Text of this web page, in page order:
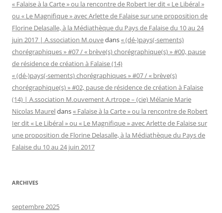
« Falaise à la Carte » ou la rencontre de Robert Ier dit « Le Libéral »
ou « Le Magnifique » avec Arlette de Falaise sur une proposition de
Florine Delasalle, à la Médiathèque du Pays de Falaise du 10 au 24
juin 2017 | A.ssociation M.ouvedans« (dé-)pays(-sements)
chorégraphiques » #07 / « brève(s) chorégraphique(s) » #00, pause
de résidence de création à Falaise (14)
« (dé-)pays(-sements) chorégraphiques » #07 / « brève(s)
chorégraphique(s) » #02, pause de résidence de création à Falaise
(14) | A.ssociation M.ouvement A.rtrope – (cie) Mélanie Marie
Nicolas Maureldans« Falaise à la Carte » ou la rencontre de Robert
Ier dit « Le Libéral » ou « Le Magnifique » avec Arlette de Falaise sur
une proposition de Florine Delasalle, à la Médiathèque du Pays de
Falaise du 10 au 24 juin 2017
ARCHIVES
septembre 2025